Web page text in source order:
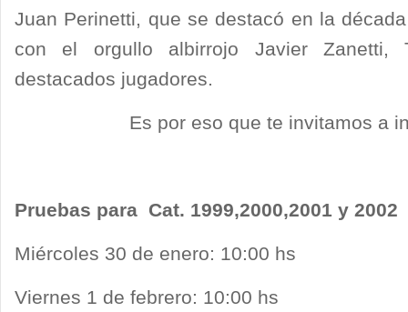
Juan Perinetti, que se destacó en la
con el orgullo albirrojo Javier Zanetti,
destacados jugadores.
Es por eso que te invitamos a
Pruebas para Cat. 1999,2000,2001 y 2002
Miércoles 30 de enero: 10:00 hs
Viernes 1 de febrero: 10:00 hs